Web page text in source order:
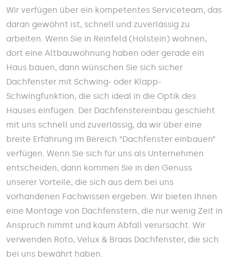
Wir verfügen über ein kompetentes Serviceteam, das
daran gewöhnt ist, schnell und zuverlässig zu
arbeiten. Wenn Sie in Reinfeld (Holstein) wohnen,
dort eine Altbauwohnung haben oder gerade ein
Haus bauen, dann wünschen Sie sich sicher
Dachfenster mit Schwing- oder Klapp-
Schwingfunktion, die sich ideal in die Optik des
Hauses einfügen. Der Dachfenstereinbau geschieht
mit uns schnell und zuverlässig, da wir über eine
breite Erfahrung im Bereich “Dachfenster einbauen”
verfügen. Wenn Sie sich für uns als Unternehmen
entscheiden, dann kommen Sie in den Genuss
unserer Vorteile, die sich aus dem bei uns
vorhandenen Fachwissen ergeben. Wir bieten Ihnen
eine Montage von Dachfenstern, die nur wenig Zeit in
Anspruch nimmt und kaum Abfall verursacht. Wir
verwenden Roto, Velux & Braas Dachfenster, die sich
bei uns bewährt haben.